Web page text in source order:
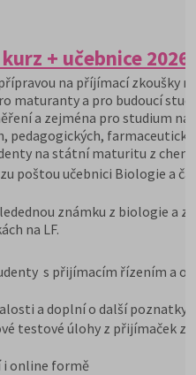
+ učebnice
na příjímací zkoušky na
maturanty a pro budoucí
a zejména pro studium na
pedagogických,
na státní maturitu z
poštou učebnici Biologie a
známku z biologie a
na LF.
s přijímacím řízením a
a doplní o další poznatky
testové úlohy z přijímaček z
i online formě